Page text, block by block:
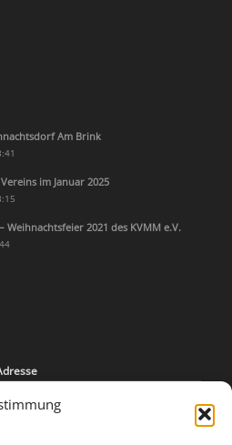
Am Brink
im Januar 2025
– Weihnachtsfeier 2021 des KVMM e.V.